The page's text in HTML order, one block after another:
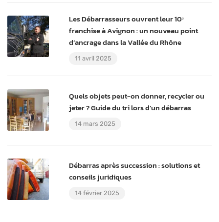
Les Débarrasseurs ouvrent leur 10ᵉ
franchise à Avignon : un nouveau point
d’ancrage dans la Vallée du Rhône
11 avril 2025
Quels objets peut-on donner, recycler ou
jeter ? Guide du tri lors d’un débarras
14 mars 2025
Débarras après succession : solutions et
conseils juridiques
14 février 2025